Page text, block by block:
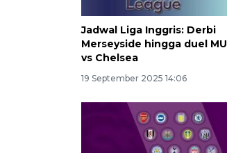
Jadwal Liga Inggris: Derbi
Merseyside hingga duel MU
vs Chelsea
19 September 2025 14:06